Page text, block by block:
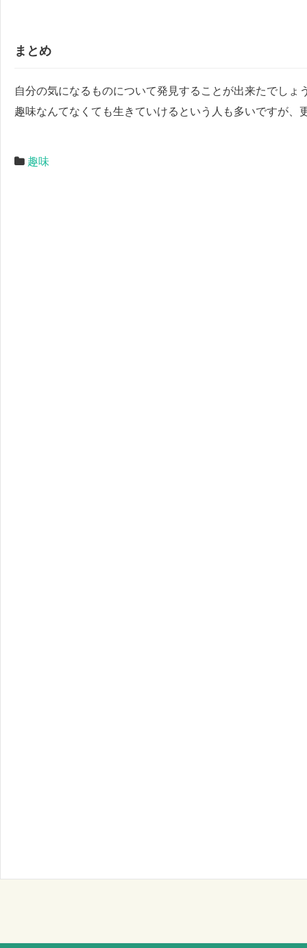
まとめ
自分の気になるものについて発見することが出来たでし
趣味なんてなくても生きていけるという人も多いですが
趣味